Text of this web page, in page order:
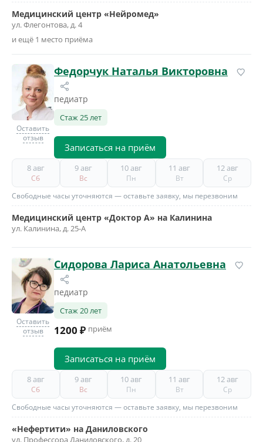
Медицинский центр «Нейромед»
ул. Флегонтова, д. 4
и ещё 1 место приёма
Оставить
отзыв
Федорчук Наталья Викторовна
педиатр
Стаж 25 лет
Записаться на приём
8 авг
Сб
9 авг
Вс
10 авг
Пн
11 авг
Вт
12 авг
Ср
Свободные часы уточняются — оставьте заявку, мы перезвоним
Медицинский центр «Доктор А» на Калинина
ул. Калинина, д. 25-А
Оставить
отзыв
Сидорова Лариса Анатольевна
педиатр
Стаж 20 лет
1200 ₽ приём
Записаться на приём
8 авг
Сб
9 авг
Вс
10 авг
Пн
11 авг
Вт
12 авг
Ср
Свободные часы уточняются — оставьте заявку, мы перезвоним
«Нефертити» на Даниловского
ул. Профессора Даниловского, д. 20